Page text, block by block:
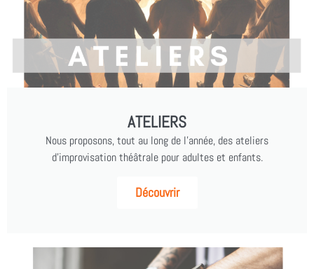
ATELIERS
Nous proposons, tout au long de l'année, des ateliers
d'improvisation théâtrale pour adultes et enfants.
Découvrir